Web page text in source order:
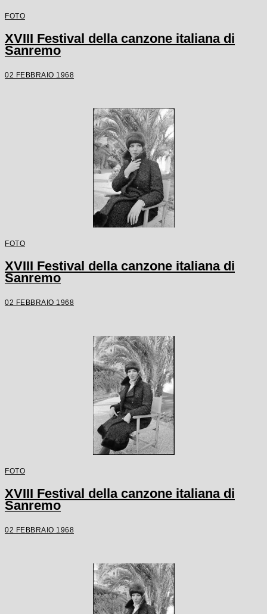
FOTO
XVIII Festival della canzone italiana di
Sanremo
02 FEBBRAIO 1968
FOTO
XVIII Festival della canzone italiana di
Sanremo
02 FEBBRAIO 1968
FOTO
XVIII Festival della canzone italiana di
Sanremo
02 FEBBRAIO 1968